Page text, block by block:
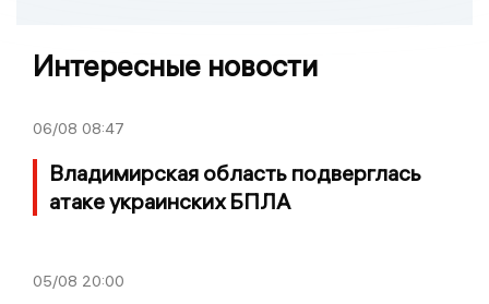
Интересные новости
06/08 08:47
Владимирская область подверглась
атаке украинских БПЛА
05/08 20:00